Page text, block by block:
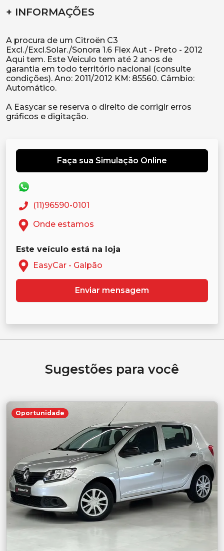
+ INFORMAÇÕES
A procura de um Citroën C3
Excl./Excl.Solar./Sonora 1.6 Flex Aut - Preto - 2012
Aqui tem. Este Veiculo tem até 2 anos de
garantia em todo território nacional (consulte
condições). Ano: 2011/2012 KM: 85560. Câmbio:
Automático.
A Easycar se reserva o direito de corrigir erros
Faça sua Simulação Online
(11)96590-0101
Onde estamos
Este veículo está na loja
EasyCar - Galpão
Enviar mensagem
Sugestões para você
Oportunidade